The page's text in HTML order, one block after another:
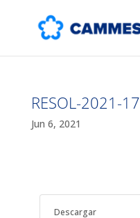
RESOL-2021-
Jun 6, 2021
Descargar